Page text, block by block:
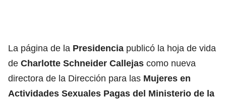
La página de la Presidencia publicó la hoja de vida
de Charlotte Schneider Callejas como nueva
directora de la Dirección para las Mujeres en
Actividades Sexuales Pagas del Ministerio de la